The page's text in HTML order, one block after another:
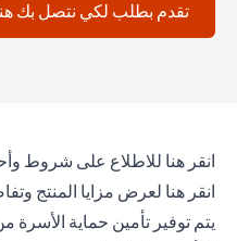
تقدم بطلب لكي نتصل بك
انقر هنا (opens in a new tab)للاطلاع على شروط
انقر هنا (opens in a new tab)لعرض مزايا المنتج
يتم توفير تأمين حماية الأسرة